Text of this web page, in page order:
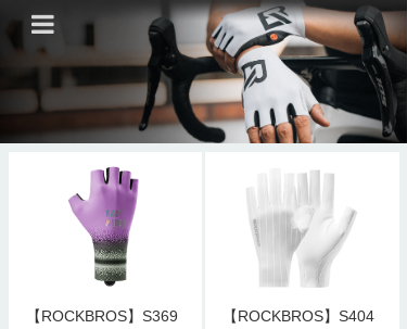
首页
VeloNuts
QUNATURE
公司动态
定制产品
【ROCKBROS】S369
【ROCKBROS】S404